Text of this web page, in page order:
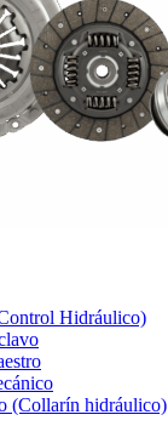
Hidráulico)
(Collarín hidráulico)